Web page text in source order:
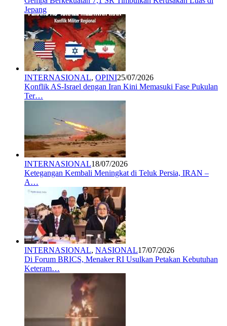
Jepang
INTERNASIONAL, OPINI25/07/2026
Konflik AS-Israel dengan Iran Kini Memasuki Fase Pukulan
Ter…
INTERNASIONAL18/07/2026
Ketegangan Kembali Meningkat di Teluk Persia, IRAN –
A…
INTERNASIONAL, NASIONAL17/07/2026
Di Forum BRICS, Menaker RI Usulkan Petakan Kebutuhan
Keteram…